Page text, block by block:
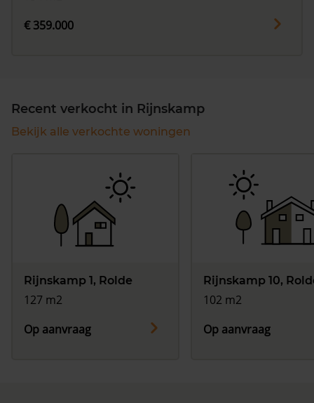
€ 359.000
Recent verkocht in Rijnskamp
Bekijk alle verkochte woningen
Rijnskamp 1, Rolde
127 m2
Op aanvraag
Rijnskamp 10,
102 m2
Op aanvraag